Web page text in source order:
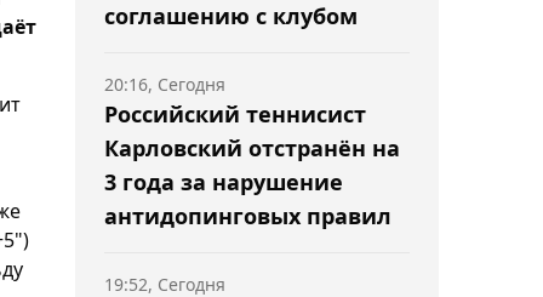
соглашению с клубом
Российский теннисист
Карловский отстранён на
3 года за нарушение
антидопинговых правил
20:16, Сегодня
19:52, Сегодня